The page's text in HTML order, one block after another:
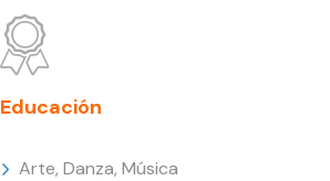
Educación
Arte, Danza, Música